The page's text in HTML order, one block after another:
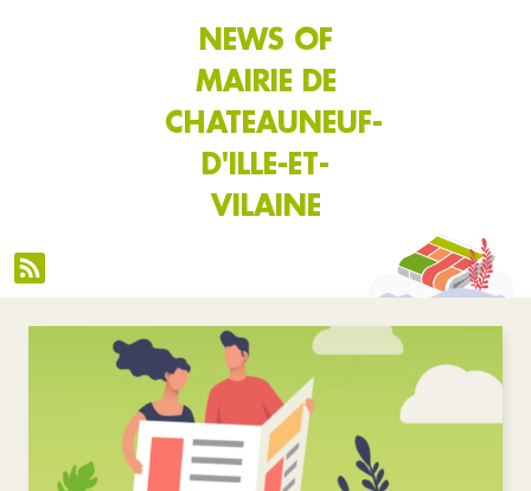
NEWS OF
MAIRIE DE
CHATEAUNEUF-
D'ILLE-ET-
VILAINE